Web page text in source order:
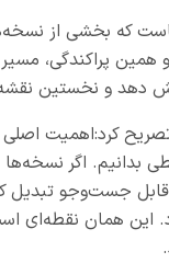
که بخشی از
و همین پراکندگی،
دهد و نخستین
کرد:اهمیت
اگر
قابل جست‌وجو تبدیل
این همان نقطه‌ای
.